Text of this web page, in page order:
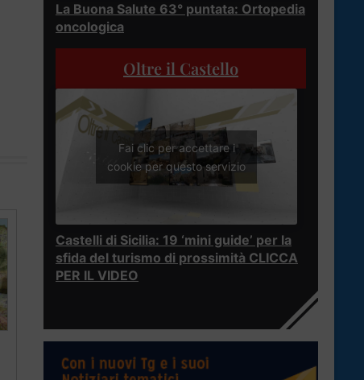
La Buona Salute 63° puntata: Ortopedia
oncologica
Oltre il Castello
Fai clic per accettare i
cookie per questo servizio
Castelli di Sicilia: 19 ‘mini guide’ per la
sfida del turismo di prossimità CLICCA
PER IL VIDEO